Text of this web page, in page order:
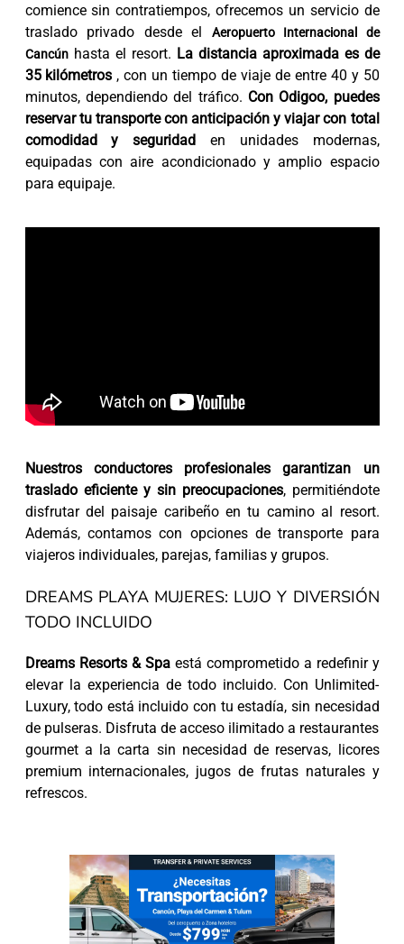
comience sin contratiempos, ofrecemos un servicio de
traslado privado desde el
Aeropuerto Internacional de
Cancúnhasta el resort. La distancia aproximada es de
35 kilómetros , con un tiempo de viaje de entre 40 y 50
minutos, dependiendo del tráfico. Con Odigoo, puedes
reservar tu transporte con anticipación y viajar con total
comodidad y seguridad en unidades modernas,
equipadas con aire acondicionado y amplio espacio
para equipaje.
Nuestros conductores profesionales garantizan un
traslado eficiente y sin preocupaciones, permitiéndote
disfrutar del paisaje caribeño en tu camino al resort.
Además, contamos con opciones de transporte para
viajeros individuales, parejas, familias y grupos.
DREAMS PLAYA MUJERES: LUJO Y DIVERSIÓN
TODO INCLUIDO
Dreams Resorts & Spaestá comprometido a redefinir y
elevar la experiencia de todo incluido. Con Unlimited-
Luxury, todo está incluido con tu estadía, sin necesidad
de pulseras. Disfruta de acceso ilimitado a restaurantes
gourmet a la carta sin necesidad de reservas, licores
premium internacionales, jugos de frutas naturales y
refrescos.